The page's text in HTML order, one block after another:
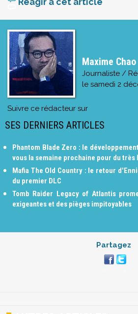
Maxime Chao
Journaliste /
le samedi 2
Suivre ce rédacteur sur
SES DERNIERS ARTICLES
Phantom Blade Zero : le
vous la semaine prochaine pour du très
Mafia The Old Country : le retour
du premier DLC
Tomb Raider Legacy of Atlantis
exigeantes et des pièges impitoyables
Partagez